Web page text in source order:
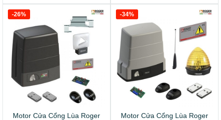
Motor Cửa Cổng Lùa Roger
-26%
Motor Cửa Cổng Lùa Roger
-34%